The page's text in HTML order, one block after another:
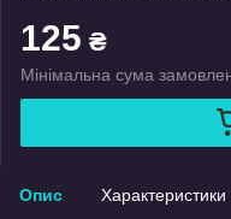
125 ₴
Мінімальна сума
Опис Характеристики